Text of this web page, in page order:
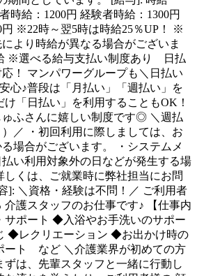
時給：1200円 経験者時給：1300円
円 ※22時～翌5時は時給25％UP！ ※
より時給が異なる場合がございま
※選べる給与支払い制度あり 日払
！ マンパワーグループも＼日払い
心♪普段は「月払い」「週払い」を
「日払い」を利用することもOK！
ふさんに嬉しい制度です◎ ＼週払
／ ・初回利用に際しましては、お
場合がございます。 ・システムメ
い利用対象外の日などが発生する場
くは、ご就業時に弊社担当にお問
]: ＼資格・経験は不問！／ ご利用者
護スタッフのお仕事です♪ 【仕事内
ポート ◆入浴やお手洗いのサポー
◆レクリエーション ◆お出かけ時の
ート など ＼介護業界が初めての方
ずは、先輩スタッフと一緒に行動し